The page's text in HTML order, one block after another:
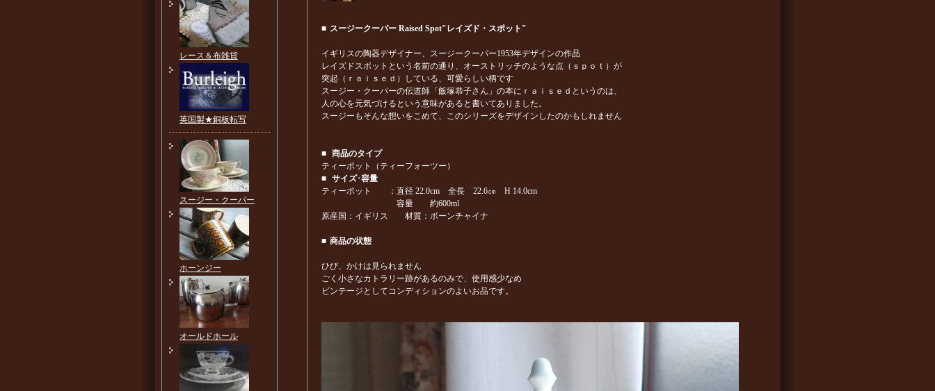
■ スージークーパー Raised Spot"レイズド・スポット"
イギリスの陶器デザイナー、スージークーパー1953年デザインの作品
レイズドスポットという名前の通り、オーストリッチのような点（ｓｐｏｔ）が
突起（ｒａｉｓｅｄ）している、可愛らしい柄です
スージー・クーパーの伝道師「飯塚恭子さん」の本にｒａｉｓｅｄというのは、
人の心を元気づけるという意味があると書いてありました。
スージーもそんな想いをこめて、このシリーズをデザインしたのかもしれません
■ 商品のタイプ
ティーポット（ティーフォーツー）
■ サイズ･容量
ティーポット ：直径 22.0cm 全長 22.6㎝ H 14.0cm
容量 約600ml
原産国：イギリス 材質：ボーンチャイナ
■ 商品の状態
ひび、かけは見られません
ごく小さなカトラリー跡があるのみで、使用感少なめ
ビンテージとしてコンディションのよいお品です。
レース＆布雑貨
英国製★銅板転写
スージー・クーパー
ホーンジー
オールドホール